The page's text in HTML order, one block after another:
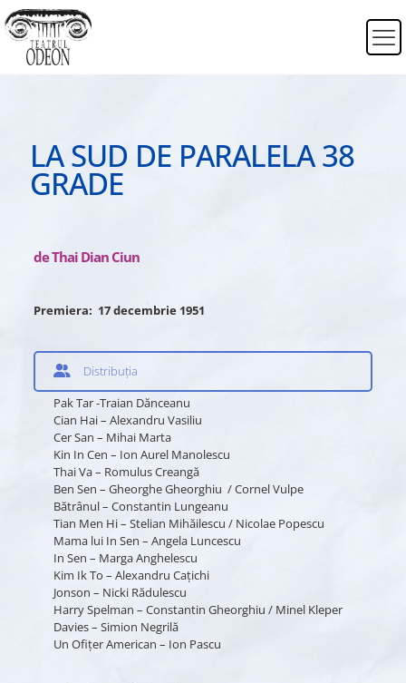
LA SUD DE PARALELA 38
GRADE
de Thai Dian Ciun
Premiera: 17 decembrie 1951
Distribuția
Pak Tar -Traian Dănceanu
Cian Hai – Alexandru Vasiliu
Cer San – Mihai Marta
Kin In Cen – Ion Aurel Manolescu
Thai Va – Romulus Creangă
Ben Sen – Gheorghe Gheorghiu / Cornel Vulpe
Bătrânul – Constantin Lungeanu
Tian Men Hi – Stelian Mihăilescu / Nicolae Popescu
Mama lui In Sen – Angela Luncescu
In Sen – Marga Anghelescu
Kim Ik To – Alexandru Caţichi
Jonson – Nicki Rădulescu
Harry Spelman – Constantin Gheorghiu / Minel Kleper
Davies – Simion Negrilă
Un Ofiţer American – Ion Pascu